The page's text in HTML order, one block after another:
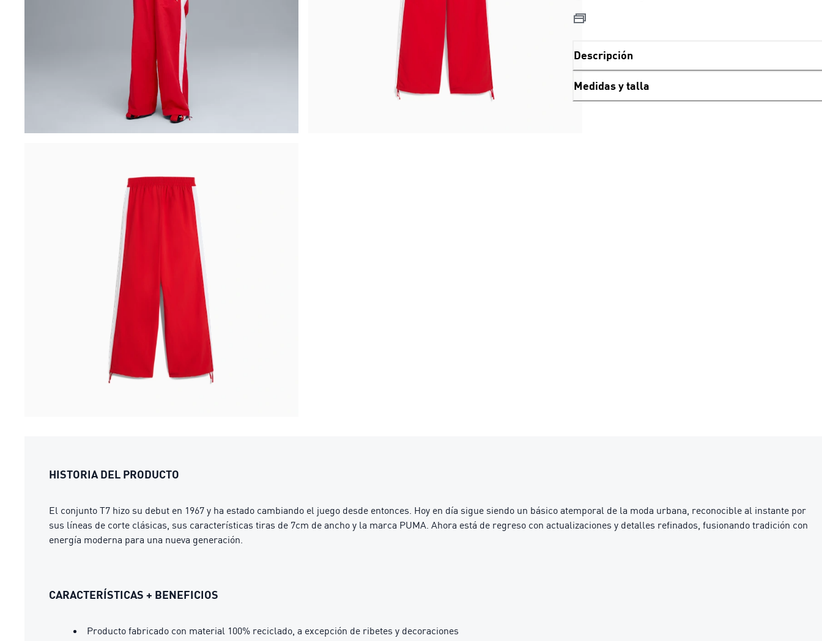
Descripción
Medidas y talla
HISTORIA DEL PRODUCTO
El conjunto T7 hizo su debut en 1967 y ha estado cambiando el juego desde entonces. Hoy en día sigue siendo un básico atemporal de la moda urbana, reconocible al instante por
sus líneas de corte clásicas, sus características tiras de 7cm de ancho y la marca PUMA. Ahora está de regreso con actualizaciones y detalles refinados, fusionando tradición con
energía moderna para una nueva generación.
CARACTERÍSTICAS + BENEFICIOS
Producto fabricado con material 100% reciclado, a excepción de ribetes y decoraciones